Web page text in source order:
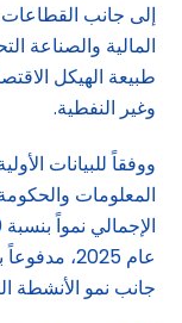
إلى جانب
المالية والصناعة
طبيعة الهيكل
وغير النفطية.
ووفقاً للبيانات
المعلومات
جانب نمو الأنشطة